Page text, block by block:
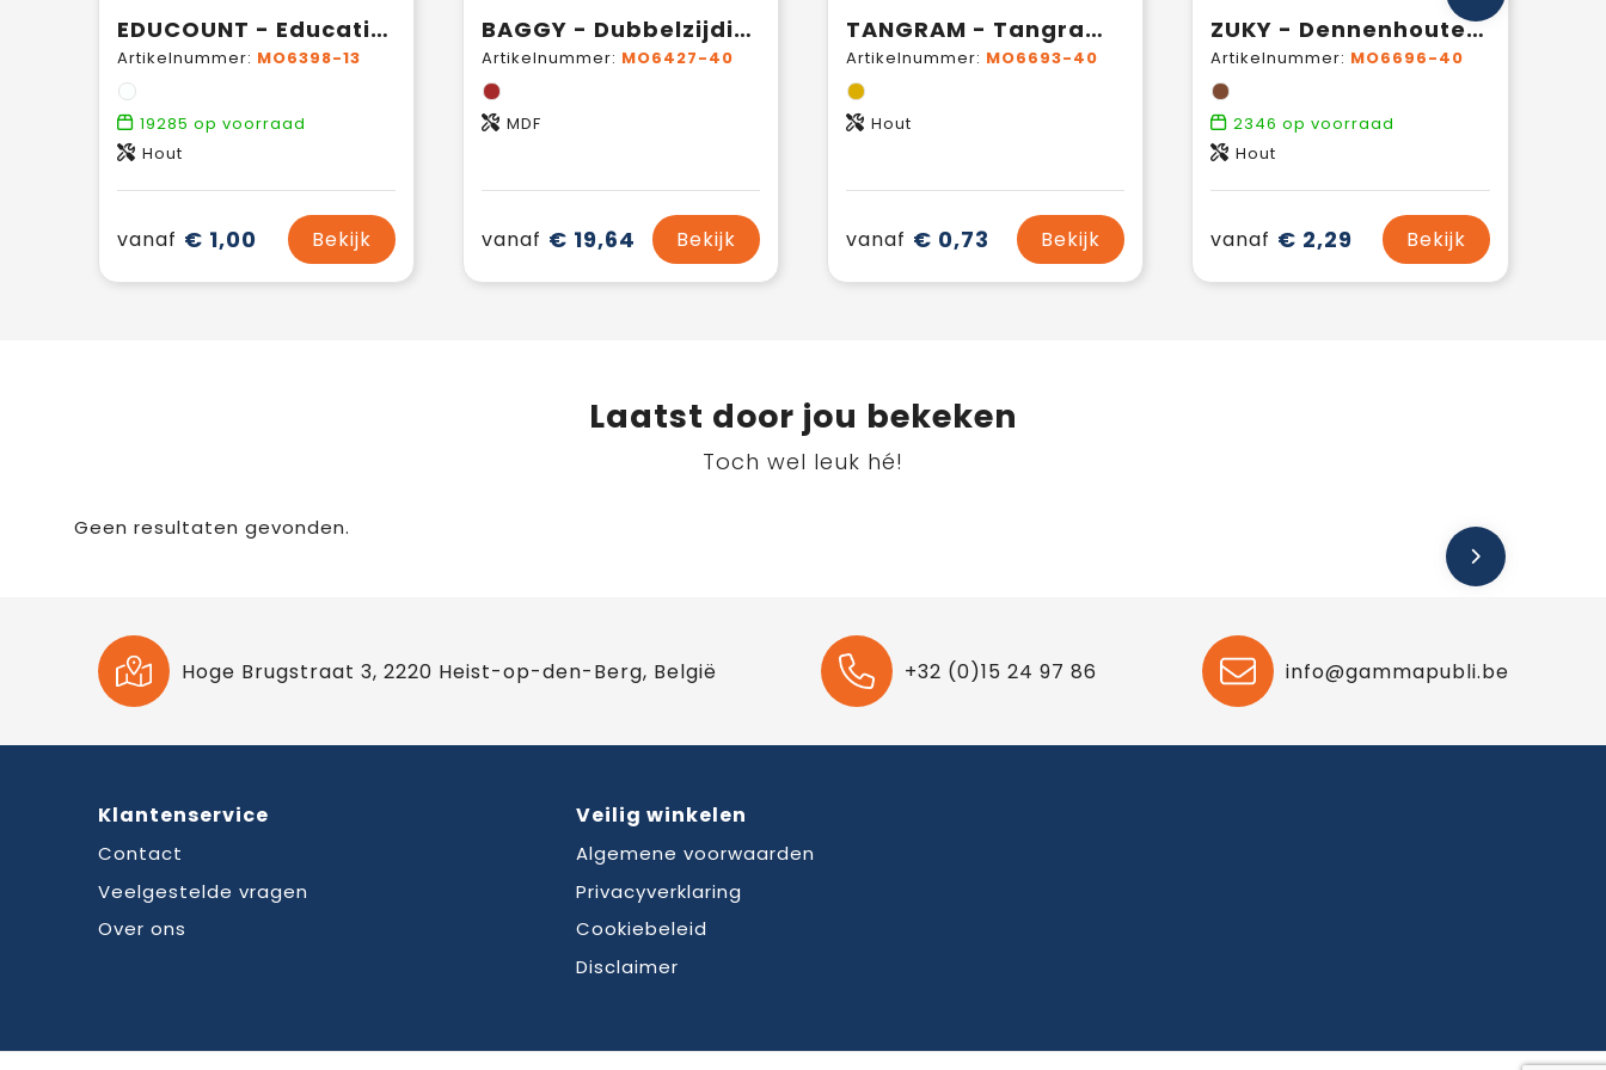
EDUCOUNT - Educatief houten telspel
Artikelnummer: MO6398-13
19285 op voorraad
Hout
vanaf € 1,00 Bekijk
BAGGY - Dubbelzijdig MDF spellenset
Artikelnummer: MO6427-40
MDF
vanaf € 19,64 Bekijk
TANGRAM - Tangram in hout
Artikelnummer: MO6693-40
Hout
vanaf € 0,73 Bekijk
ZUKY - Dennenhouten doolhofspel
Artikelnummer: MO6696-40
2346 op voorraad
Hout
vanaf € 2,29 Bekijk
Laatst door jou bekeken
Toch wel leuk hé!
Geen resultaten gevonden.
Hoge Brugstraat 3, 2220 Heist-op-den-Berg, België +32 (0)15 24 97 86 info@gammapubli.be
Klantenservice
Contact
Veelgestelde vragen
Over ons
Veilig winkelen
Algemene voorwaarden
Privacyverklaring
Cookiebeleid
Disclaimer